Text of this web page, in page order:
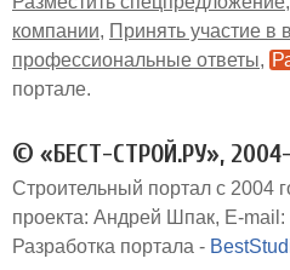
компании
Принять участие в
профессиональные ответы
портале
© «БЕСТ-СТРОЙ.РУ»,
Строительный портал с 2004
проекта: Андрей Шпак E-mail:
Разработка портала -